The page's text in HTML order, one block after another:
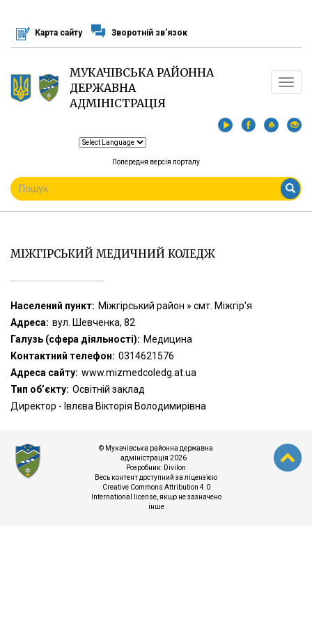
основного
матеріалу
Карта сайту Зворотній зв'язок
МУКАЧІВСЬКА РАЙОННА
ДЕРЖАВНА
АДМІНІСТРАЦІЯ
Toggle
Попередня версія порталу
ПОШУКОВА
ФОРМА
Пошук
МІЖГІРСЬКИЙ МЕДИЧНИЙ КОЛЕДЖ
Населений пункт: Міжгірський район » смт. Міжгір'я
Адреса: вул. Шевченка, 82
Галузь (сфера діяльності): Медицина
Контактний телефон: 0314621576
Адреса сайту: www.mizmedcoledg.at.ua
Тип об’єкту: Освітній заклад
Директор - Івлєва Вікторія Володимирівна
© Мукачівська районна державна
адміністрація 2026
Розробник: Divilon
Весь контент доступний за ліцензією
Creative Commons Attribution 4.0
International license, якщо не зазначено
інше